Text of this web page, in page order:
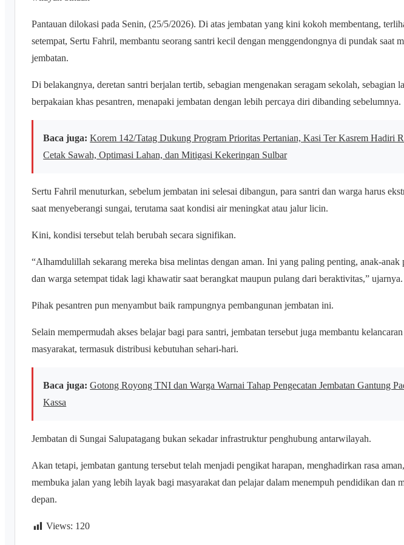
Pantauan dilokasi pada Senin, (25/5/2026). Di atas jembatan yang kini kokoh membentang,
setempat, Sertu Fahril, membantu seorang santri kecil dengan menggendongnya di pundak saat
jembatan.
Di belakangnya, deretan santri berjalan tertib, sebagian mengenakan seragam sekolah, sebagian
berpakaian khas pesantren, menapaki jembatan dengan lebih percaya diri dibanding sebelumnya.
Baca juga: Korem 142/Tatag Dukung Program Prioritas Pertanian, Kasi Ter Kasrem Hadiri
Cetak Sawah, Optimasi Lahan, dan Mitigasi Kekeringan Sulbar
Sertu Fahril menuturkan, sebelum jembatan ini selesai dibangun, para santri dan warga harus
saat menyeberangi sungai, terutama saat kondisi air meningkat atau jalur licin.
Kini, kondisi tersebut telah berubah secara signifikan.
“Alhamdulillah sekarang mereka bisa melintas dengan aman. Ini yang paling penting, anak-anak
dan warga setempat tidak lagi khawatir saat berangkat maupun pulang dari beraktivitas,” ujarnya.
Pihak pesantren pun menyambut baik rampungnya pembangunan jembatan ini.
Selain mempermudah akses belajar bagi para santri, jembatan tersebut juga membantu
masyarakat, termasuk distribusi kebutuhan sehari-hari.
Baca juga: Gotong Royong TNI dan Warga Warnai Tahap Pengecatan Jembatan Gantung
Kassa
Jembatan di Sungai Salupatagang bukan sekadar infrastruktur penghubung antarwilayah.
Akan tetapi, jembatan gantung tersebut telah menjadi pengikat harapan, menghadirkan rasa
membuka jalan yang lebih layak bagi masyarakat dan pelajar dalam menempuh pendidikan dan
depan.
Views: 120